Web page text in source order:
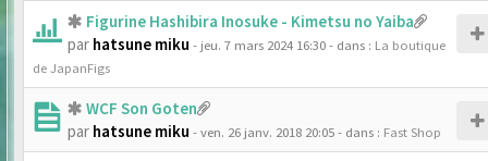
Figurine Hashibira Inosuke - Kimetsu no Yaiba
par hatsune miku - jeu. 7 mars 2024 16:30- dans : La boutique
de JapanFigs
WCF Son Goten
par hatsune miku - ven. 26 janv. 2018 20:05- dans : Fast Shop